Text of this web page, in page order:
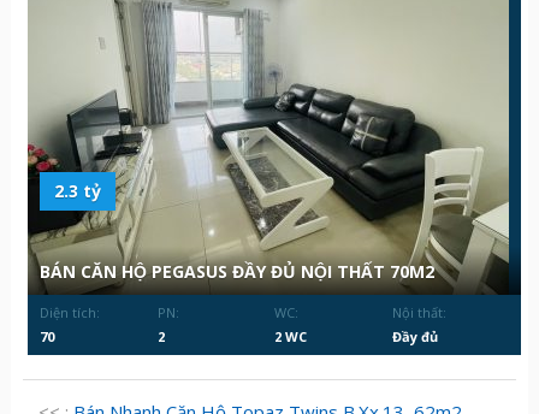
2.3 tỷ
BÁN CĂN HỘ PEGASUS ĐẦY ĐỦ NỘI THẤT 70M2
Diện tích:
70
PN:
2
WC:
2 WC
Nội thất:
Đầy đủ